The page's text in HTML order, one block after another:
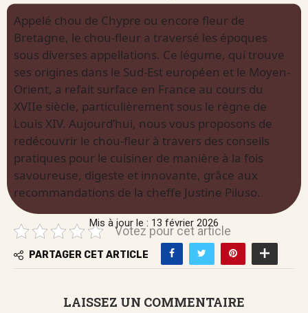
Mis à jour le : 13 février 2026
Appelé chou de Chypre ou encore fleur de
Bretagne, le chou-fleur a traversé les époques
sous diverses appellations. Ce légume, qui trouve
ses origines dans le Sud-Est européen et le Moyen-
Orient, a refait surface en France au cours du
XVIIe siècle, particulièrement sous le règne de
Louis XIV. Aujourd’hui, nous vous proposons de
redécouvrir le chou-fleur à travers des conseils
pratiques pour le cuisiner de manière à la fois
savoureuse, digeste et innovante, grâce aux
recommandations de la cheffe Justine Piluso.
Votez pour cet article
PARTAGER CET ARTICLE
LAISSEZ UN COMMENTAIRE